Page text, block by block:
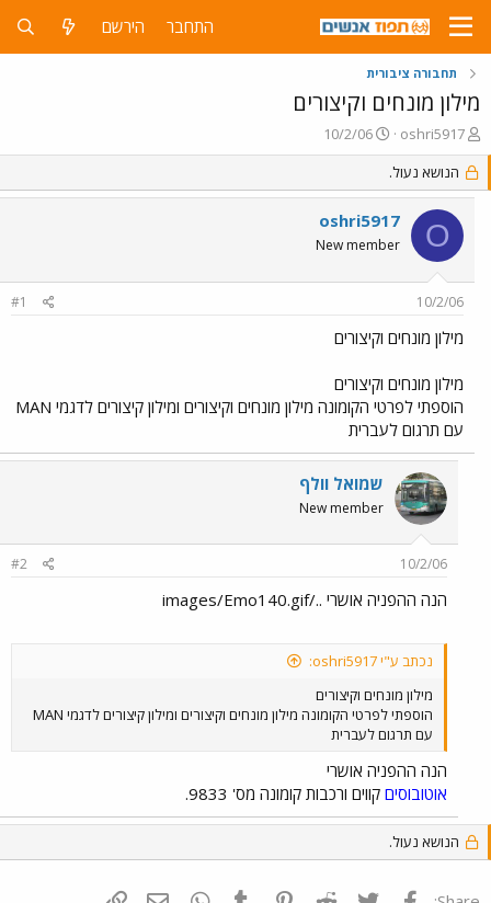
התחבר הירשם
תחבורה ציבורית
מילון מונחים וקיצורים
פ
ו
ת
ח
נ
oshri5917
פ
ו
ס
ם
ב
ת
ך
10/2/06
הנושא נעול.
O
oshri5917
New member
10/2/06
#1
מילון מונחים וקיצורים
מילון מונחים וקיצורים
הוספתי לפרטי הקומונה מילון מונחים וקיצורים ומילון קיצורים לדגמי MAN
עם תרגום לעברית
שמואל וולף
New member
10/2/06
#2
הנה ההפניה אושרי ../images/Emo140.gif
נכתב ע"י oshri5917:
מילון מונחים וקיצורים
הוספתי לפרטי הקומונה מילון מונחים וקיצורים ומילון קיצורים לדגמי MAN
עם תרגום לעברית
הנה ההפניה אושרי
אוטובוסים קווים ורכבות קומונה מס' 9833.
הנושא נעול.
פייסבוק Twitter
Reddit
Pinterest
Tumblr
WhatsAppדואר אלקטרוני